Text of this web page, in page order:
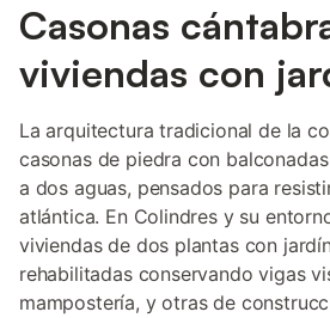
Casonas
viviendas con
La arquitectura tradicional de la
casonas de piedra con
a dos aguas, pensados para
atlántica. En Colindres y su
viviendas de dos plantas con
rehabilitadas conservando vigas
mampostería, y otras de